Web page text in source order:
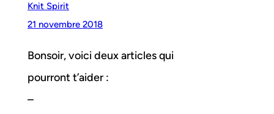
Knit Spirit
21 novembre 2018
Bonsoir, voici deux articles qui
pourront t’aider :
–